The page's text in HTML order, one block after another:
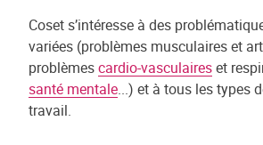
Coset s’intéresse à des
variées (problèmes musculaires et
problèmescardio-vasculaireset
santé mentale...) et à tous les types
travail.